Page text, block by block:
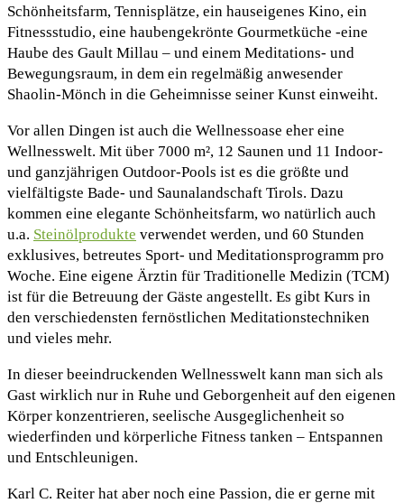
Schönheitsfarm, Tennisplätze, ein hauseigenes Kino, ein
Fitnessstudio, eine haubengekrönte Gourmetküche -eine
Haube des Gault Millau – und einem Meditations- und
Bewegungsraum, in dem ein regelmäßig anwesender
Shaolin-Mönch in die Geheimnisse seiner Kunst einweiht.
Vor allen Dingen ist auch die Wellnessoase eher eine
Wellnesswelt. Mit über 7000 m², 12 Saunen und 11 Indoor-
und ganzjährigen Outdoor-Pools ist es die größte und
vielfältigste Bade- und Saunalandschaft Tirols. Dazu
kommen eine elegante Schönheitsfarm, wo natürlich auch
u.a. Steinölprodukte verwendet werden, und 60 Stunden
exklusives, betreutes Sport- und Meditationsprogramm pro
Woche. Eine eigene Ärztin für Traditionelle Medizin (TCM)
ist für die Betreuung der Gäste angestellt. Es gibt Kurs in
den verschiedensten fernöstlichen Meditationstechniken
und vieles mehr.
In dieser beeindruckenden Wellnesswelt kann man sich als
Gast wirklich nur in Ruhe und Geborgenheit auf den eigenen
Körper konzentrieren, seelische Ausgeglichenheit so
wiederfinden und körperliche Fitness tanken – Entspannen
und Entschleunigen.
Karl C. Reiter hat aber noch eine Passion, die er gerne mit